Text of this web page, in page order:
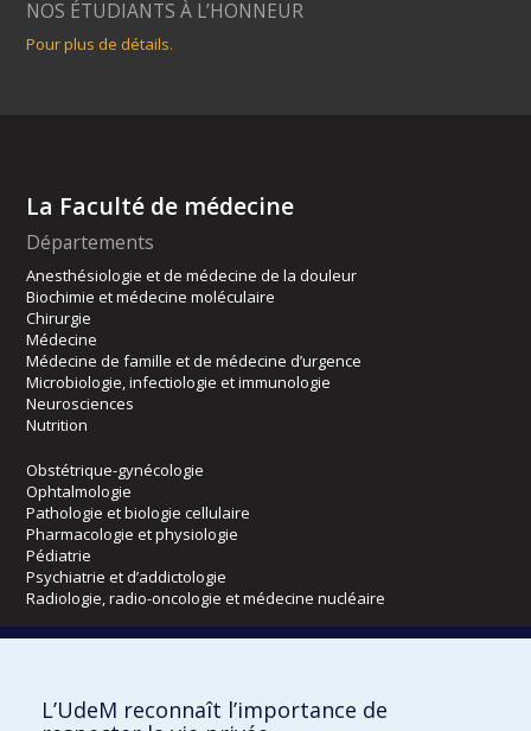
NOS ÉTUDIANTS À L’HONNEUR
Pour plus de détails.
La Faculté de médecine
Départements
Anesthésiologie et de médecine de la douleur
Biochimie et médecine moléculaire
Chirurgie
Médecine
Médecine de famille et de médecine d’urgence
Microbiologie, infectiologie et immunologie
Neurosciences
Nutrition
Obstétrique-gynécologie
Ophtalmologie
Pathologie et biologie cellulaire
Pharmacologie et physiologie
Pédiatrie
Psychiatrie et d’addictologie
Radiologie, radio-oncologie et médecine nucléaire
Kinésiologie et des sciences de l’activité physique
L’UdeM reconnaît l’importance de